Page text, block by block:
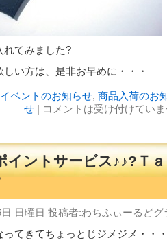
れてみました?
しい方は、是非お早めに・・・
イベントのお知らせ, 商品入荷のお
せ
コメントは受け付けてい
イントサービス♪♪?Ｔ
日曜日 投稿者:わちふぃーるど
ってきてちょっとじジメジメ・・